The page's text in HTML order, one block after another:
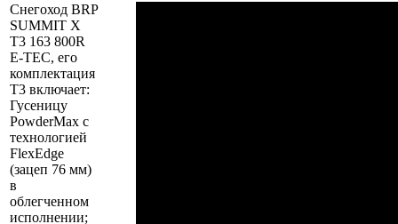
Снегоход BRP
SUMMIT X
T3 163 800R
E-TEC, его
комплектация
T3 включает:
Гусеницу
PowderMax с
технологией
FlexEdge
(зацеп 76 мм)
в
облегченном
исполнении;